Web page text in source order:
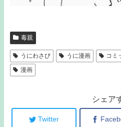
毒親
うにわさび うに漫画 コミ
漫画
シェア
Twitter